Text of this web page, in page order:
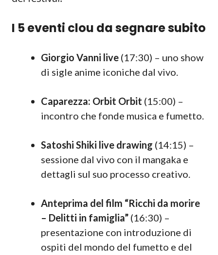
I 5 eventi clou da segnare subito
Giorgio Vanni live (17:30) – uno show
di sigle anime iconiche dal vivo.
Caparezza: Orbit Orbit (15:00) –
incontro che fonde musica e fumetto.
Satoshi Shiki live drawing (14:15) –
sessione dal vivo con il mangaka e
dettagli sul suo processo creativo.
Anteprima del film “Ricchi da morire
– Delitti in famiglia” (16:30) –
presentazione con introduzione di
ospiti del mondo del fumetto e del